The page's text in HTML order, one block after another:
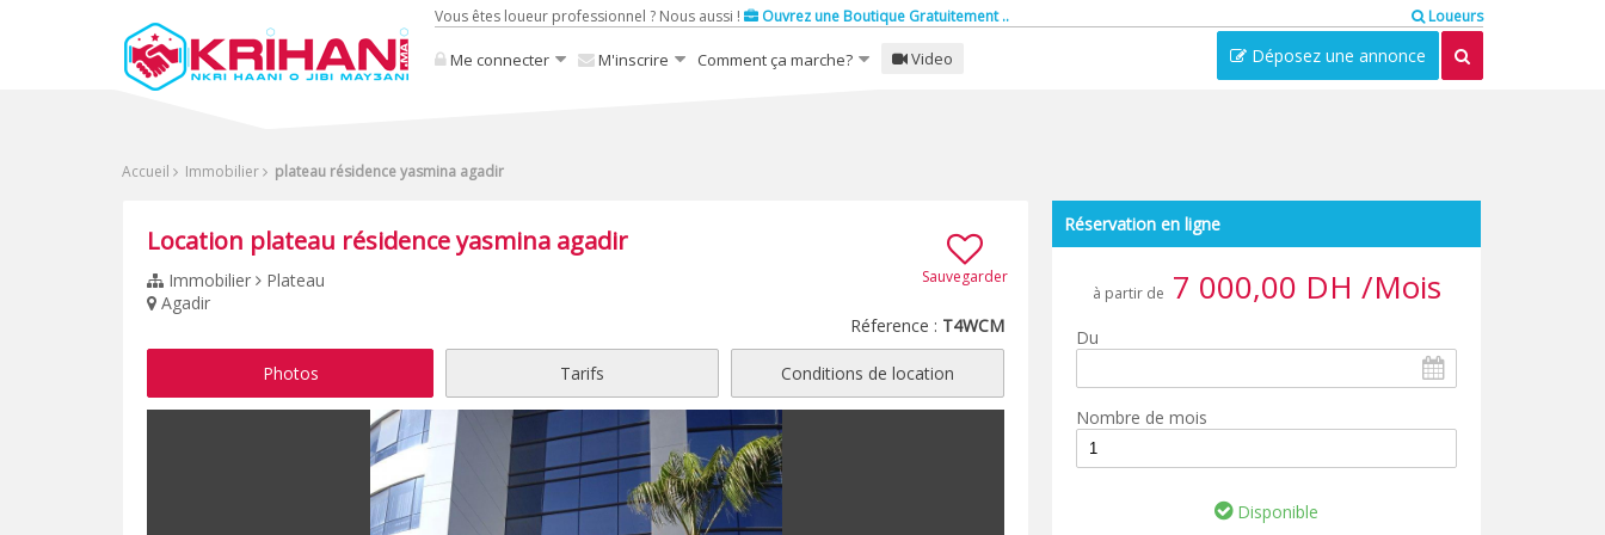
Vous êtes loueur professionnel ? Nous aussi ! Ouvrez une Boutique Gratuitement .. Loueurs
Me connecter M'inscrire Comment ça marche? Video Déposez une annonce
Accueil Immobilier plateau résidence yasmina agadir
Sauvegarder
Location plateau résidence yasmina agadir
Immobilier Plateau
Agadir
Réference : T4WCM
Photos Tarifs Conditions de location
Réservation en ligne
à partir de 7 000,00 DH /Mois
Du
Nombre de mois
Disponible